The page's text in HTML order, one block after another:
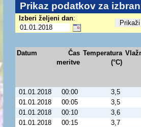
Prikaz podatkov za
Izberi željeni dan:
Datum
Čas
meritve
Temperatura
(°C)
01.01.2018 00:00 3,5
01.01.2018
00:05 3,5
01.01.2018
00:10 3,6
01.01.2018
00:15 3,7